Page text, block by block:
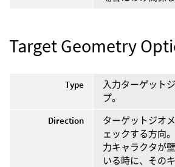
Target Geometry
Type
入力ターゲット
プ。
Direction
ターゲットジオ
ェックする方向
力キャラクタが
いる時に、その